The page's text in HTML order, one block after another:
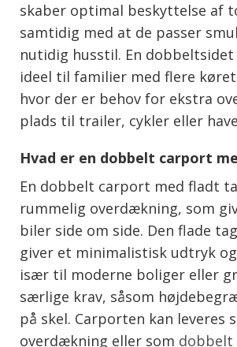
skaber optimal beskyttelse af
samtidig med at de passer
nutidig husstil. En
ideel til familier med flere
hvor der er behov for ekstra
plads til trailer, cykler eller
Hvad er en dobbelt carport
En dobbelt carport med fladt
rummelig overdækning, som
biler side om side. Den flade
giver et minimalistisk udtryk
især til moderne boliger eller
særlige krav, såsom
på skel. Carporten kan leveres
overdækning eller som dobbelt